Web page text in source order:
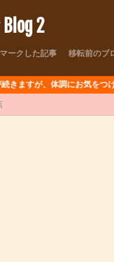
ークした記事 移転前のブ
体調にお気をつけて～